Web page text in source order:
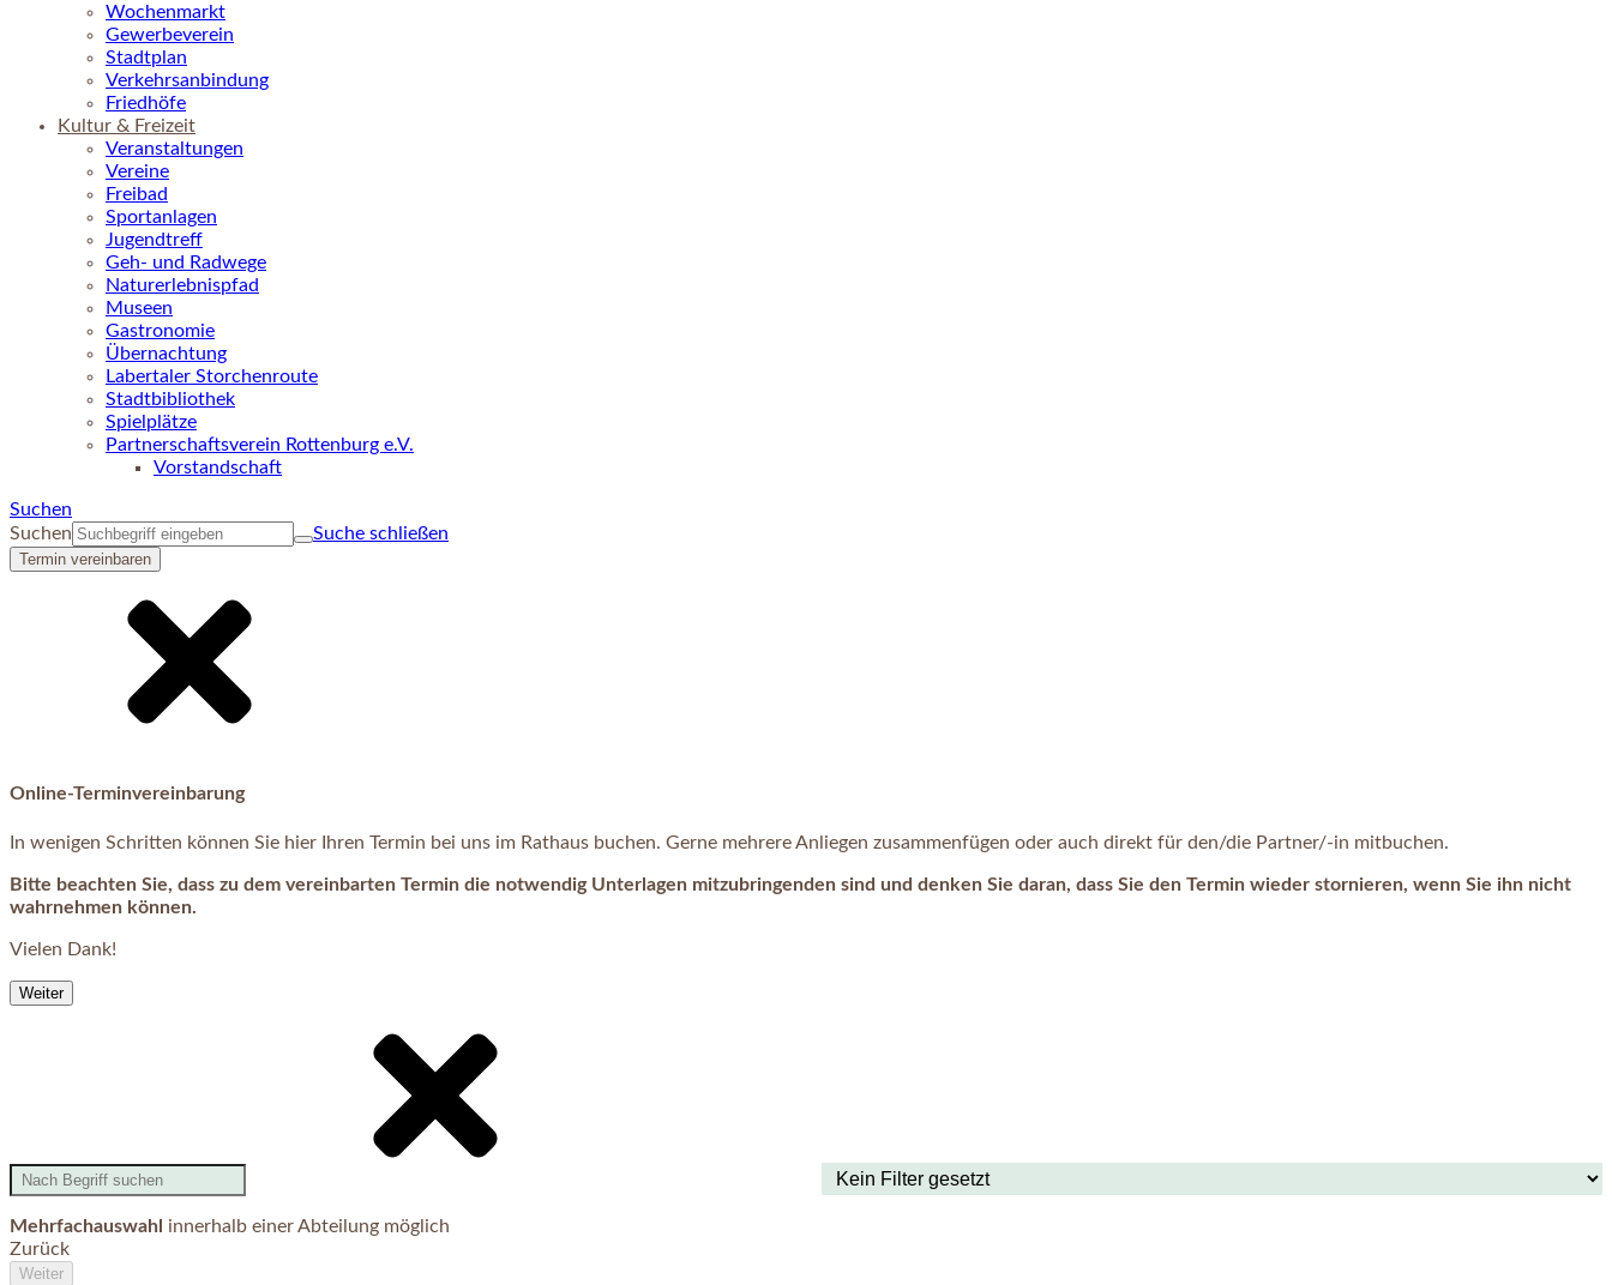
Wochenmarkt
Gewerbeverein
Stadtplan
Verkehrsanbindung
Friedhöfe
Kultur & Freizeit
Veranstaltungen
Vereine
Freibad
Sportanlagen
Jugendtreff
Geh- und Radwege
Naturerlebnispfad
Museen
Gastronomie
Übernachtung
Labertaler Storchenroute
Stadtbibliothek
Spielplätze
Partnerschaftsverein Rottenburg e.V.
Vorstandschaft
Suchen
Suchen
Suche schließen
Termin vereinbaren
Online-Terminvereinbarung
In wenigen Schritten können Sie hier Ihren Termin bei uns im Rathaus buchen. Gerne mehrere Anliegen zusammenfügen oder auch direkt für den/die Partner/-in mitbuchen.
Bitte beachten Sie, dass zu dem vereinbarten Termin die notwendig Unterlagen mitzubringenden sind und denken Sie daran, dass Sie den Termin wieder stornieren, wenn Sie ihn nicht
wahrnehmen können.
Vielen Dank!
Weiter
Mehrfachauswahl innerhalb einer Abteilung möglich
Zurück
Weiter